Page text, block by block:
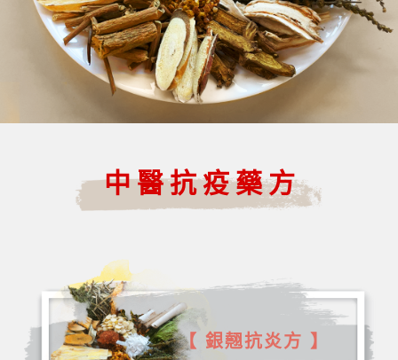
中醫抗疫藥方
【 銀翹抗炎方 】